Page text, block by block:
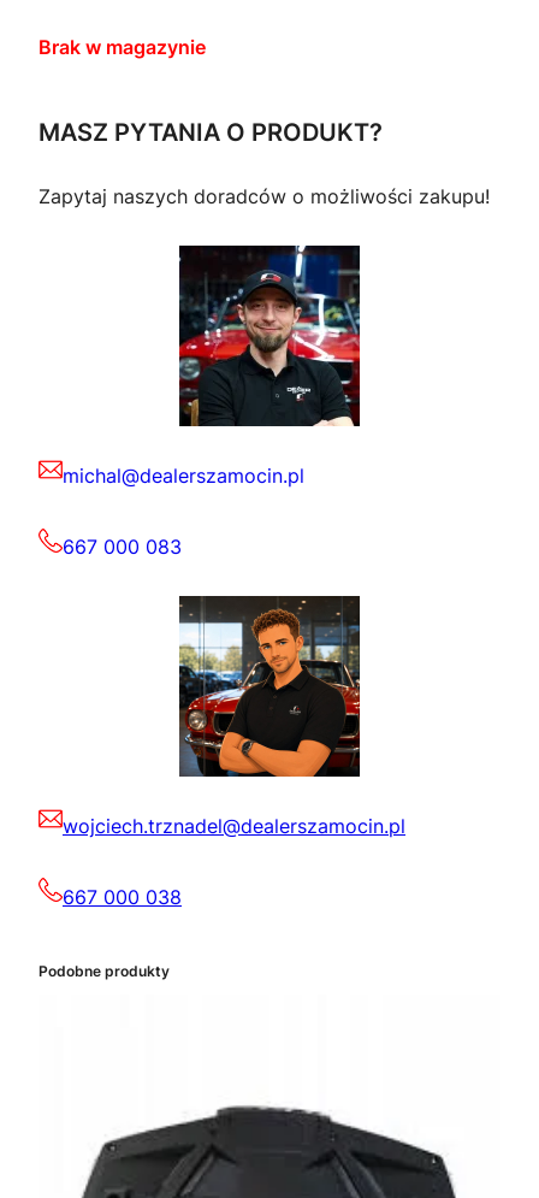
Brak w magazynie
MASZ PYTANIA O PRODUKT?
Zapytaj naszych doradców o możliwości zakupu!
michal@dealerszamocin.pl
667 000 083
wojciech.trznadel@dealerszamocin.pl
667 000 038
Podobne produkty